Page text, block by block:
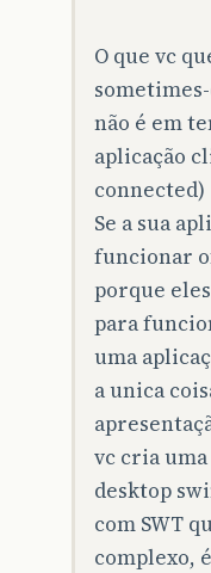
O que vc
não é em
aplicação
connected)
Se a sua
funcionar
porque
para
uma
a unica
vc cria
desktop
com SWT
complexo,